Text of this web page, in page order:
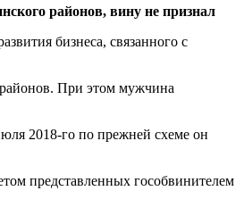
районов, вину не признал
бизнеса, связанного с
При этом мужчина
2018-го по прежней схеме он
представленных гособвинителем